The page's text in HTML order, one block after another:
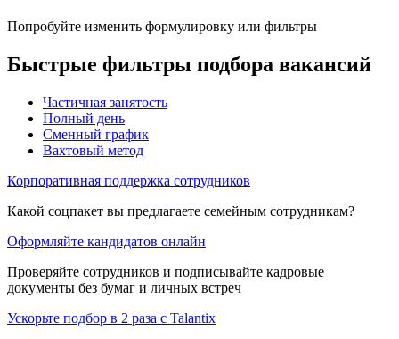
Попробуйте изменить формулировку или фильтры
Быстрые фильтры подбора вакансий
Частичная занятость
Полный день
Сменный график
Вахтовый метод
Корпоративная поддержка сотрудников
Какой соцпакет вы предлагаете семейным сотрудникам?
Оформляйте кандидатов онлайн
Проверяйте сотрудников и подписывайте кадровые
документы без бумаг и личных встреч
Ускорьте подбор в 2 раза с Talantix